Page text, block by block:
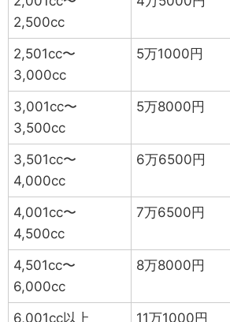
2,500cc
2,501cc〜
3,000cc
5万1000円
3,001cc〜
3,500cc
5万8000円
3,501cc〜
4,000cc
6万6500円
4,001cc〜
4,500cc
7万6500円
4,501cc〜
6,000cc
8万8000円
6,001cc以上 11万1000円